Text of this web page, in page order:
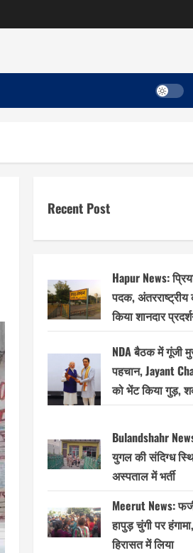
Recent Post
Hapur News:
पदक,
किया शानदार
NDA बैठक में गूंजी
पहचान, Jayant
को भेंट किया गुड़,
Bulandshahr
युगल की संदिग्ध
अस्पताल में भर्ती
Meerut News:
हापुड़ चुंगी पर
हिरासत में लिया